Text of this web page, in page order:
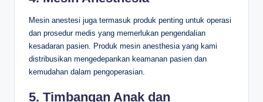
Mesin anestesi juga termasuk produk penting untuk operasi
dan prosedur medis yang memerlukan pengendalian
kesadaran pasien. Produk mesin anesthesia yang kami
distribusikan mengedepankan keamanan pasien dan
kemudahan dalam pengoperasian.
5. Timbangan Anak dan